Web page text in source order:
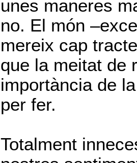
unes maneres
no. El món
mereix cap
que la meitat de
importància de
per fer.
Totalment